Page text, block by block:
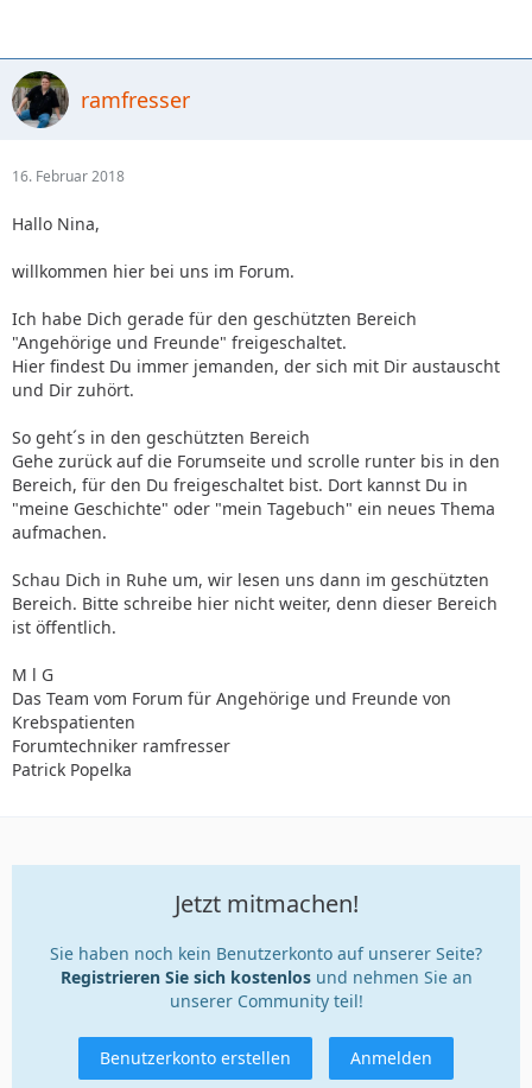
ramfresser
16. Februar 2018
Hallo Nina,
willkommen hier bei uns im Forum.
Ich habe Dich gerade für den geschützten Bereich
"Angehörige und Freunde" freigeschaltet.
Hier findest Du immer jemanden, der sich mit Dir austauscht
und Dir zuhört.
So geht´s in den geschützten Bereich
Gehe zurück auf die Forumseite und scrolle runter bis in den
Bereich, für den Du freigeschaltet bist. Dort kannst Du in
"meine Geschichte" oder "mein Tagebuch" ein neues Thema
aufmachen.
Schau Dich in Ruhe um, wir lesen uns dann im geschützten
Bereich. Bitte schreibe hier nicht weiter, denn dieser Bereich
ist öffentlich.
M l G
Das Team vom Forum für Angehörige und Freunde von
Krebspatienten
Forumtechniker ramfresser
Patrick Popelka
Jetzt mitmachen!
Sie haben noch kein Benutzerkonto auf unserer Seite?
Registrieren Sie sich kostenlosund nehmen Sie an
unserer Community teil!
Benutzerkonto erstellen Anmelden